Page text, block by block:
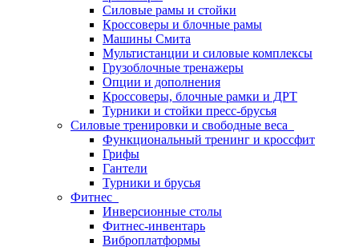
Силовые рамы и стойки
Кроссоверы и блочные рамы
Машины Смита
Мультистанции и силовые комплексы
Грузоблочные тренажеры
Опции и дополнения
Кроссоверы, блочные рамки и ДРТ
Турники и стойки пресс-брусья
Силовые тренировки и свободные веса
Функциональный тренинг и кроссфит
Грифы
Гантели
Турники и брусья
Фитнес
Инверсионные столы
Фитнес-инвентарь
Виброплатформы